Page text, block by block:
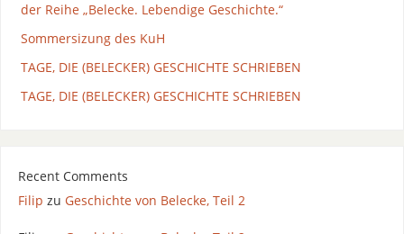
der Reihe „Belecke. Lebendige Geschichte.“
Sommersizung des KuH
TAGE, DIE (BELECKER) GESCHICHTE SCHRIEBEN
TAGE, DIE (BELECKER) GESCHICHTE SCHRIEBEN
Recent Comments
Filip zu Geschichte von Belecke, Teil 2